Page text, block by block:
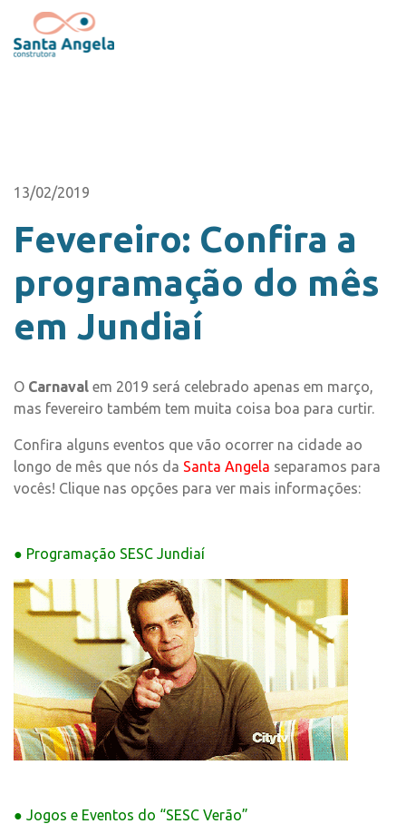
13/02/2019
Fevereiro: Confira a
programação do mês
em Jundiaí
O Carnaval em 2019 será celebrado apenas em março,
mas fevereiro também tem muita coisa boa para curtir.
Confira alguns eventos que vão ocorrer na cidade ao
longo de mês que nós da Santa Angela separamos para
vocês! Clique nas opções para ver mais informações:
● Programação SESC Jundiaí
● Jogos e Eventos do “SESC Verão”